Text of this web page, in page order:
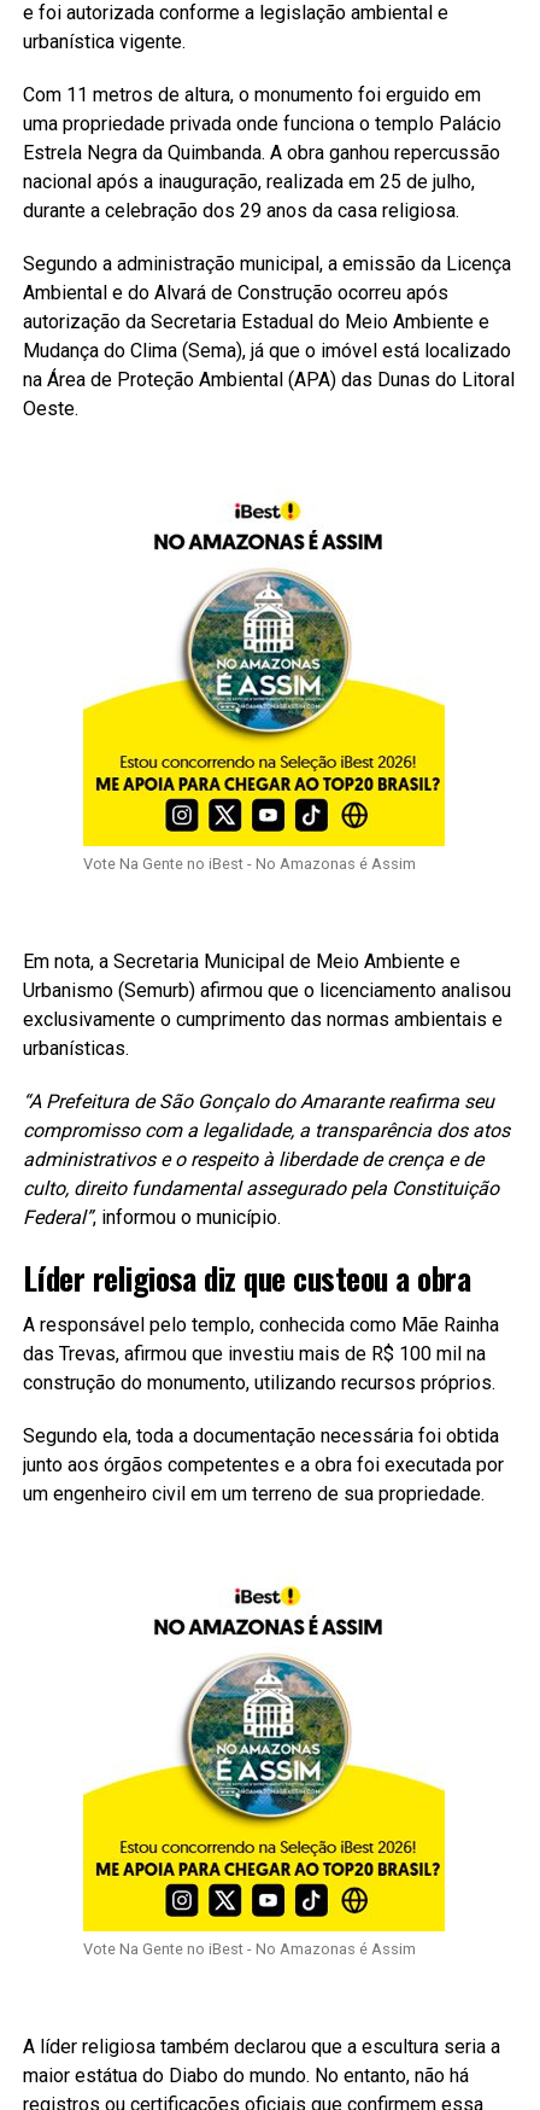
e foi autorizada conforme a legislação ambiental e
urbanística vigente.
Com 11 metros de altura, o monumento foi erguido em
uma propriedade privada onde funciona o templo Palácio
Estrela Negra da Quimbanda. A obra ganhou repercussão
nacional após a inauguração, realizada em 25 de julho,
durante a celebração dos 29 anos da casa religiosa.
Segundo a administração municipal, a emissão da Licença
Ambiental e do Alvará de Construção ocorreu após
autorização da Secretaria Estadual do Meio Ambiente e
Mudança do Clima (Sema), já que o imóvel está localizado
na Área de Proteção Ambiental (APA) das Dunas do Litoral
Oeste.
Vote Na Gente no iBest - No Amazonas é Assim
Em nota, a Secretaria Municipal de Meio Ambiente e
Urbanismo (Semurb) afirmou que o licenciamento analisou
exclusivamente o cumprimento das normas ambientais e
urbanísticas.
“A Prefeitura de São Gonçalo do Amarante reafirma seu
compromisso com a legalidade, a transparência dos atos
administrativos e o respeito à liberdade de crença e de
culto, direito fundamental assegurado pela Constituição
Federal”, informou o município.
Líder religiosa diz que custeou a obra
A responsável pelo templo, conhecida como Mãe Rainha
das Trevas, afirmou que investiu mais de R$ 100 mil na
construção do monumento, utilizando recursos próprios.
Segundo ela, toda a documentação necessária foi obtida
junto aos órgãos competentes e a obra foi executada por
um engenheiro civil em um terreno de sua propriedade.
Vote Na Gente no iBest - No Amazonas é Assim
A líder religiosa também declarou que a escultura seria a
maior estátua do Diabo do mundo. No entanto, não há
registros ou certificações oficiais que confirmem essa